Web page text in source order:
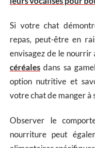
Si votre chat
repas, peut-être en
envisagez de le nourrir
céréales dans sa
option nutritive et
votre chat de manger à
Observer le
nourriture peut